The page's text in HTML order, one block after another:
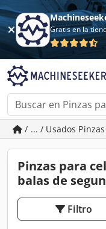
/ ... / Usados
Pinzas para
balas de
Filtro